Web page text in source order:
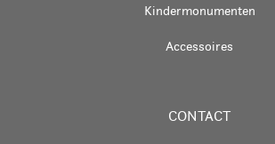
Kindermonumenten
Accessoires
CONTACT